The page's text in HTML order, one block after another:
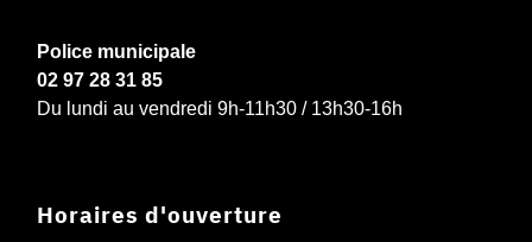
Police municipale
02 97 28 31 85
Du lundi au vendredi 9h-11h30 / 13h30-16h
Horaires d'ouverture